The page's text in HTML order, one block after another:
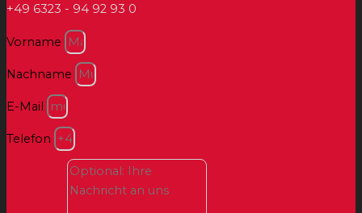
+49 6323 - 94 92 93 0
Vorname
Nachname
E-Mail
Telefon